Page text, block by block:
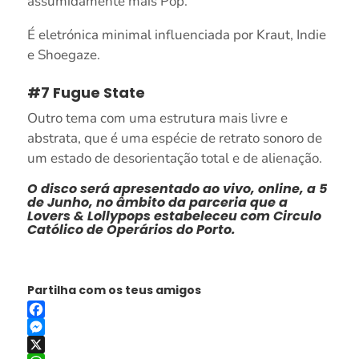
É eletrónica minimal influenciada por Kraut, Indie
e Shoegaze.
#7 Fugue State
Outro tema com uma estrutura mais livre e
abstrata, que é uma espécie de retrato sonoro de
um estado de desorientação total e de alienação.
O disco será apresentado ao vivo, online, a 5
de Junho, no âmbito da parceria que a
Lovers & Lollypops estabeleceu com Circulo
Católico de Operários do Porto.
Partilha com os teus amigos
Facebook
Messenger